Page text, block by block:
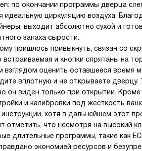
по окончании программы дверца
идеальную циркуляцию воздуха.
выходит абсолютно сухой и
запаха сырости.
пришлось привыкнуть, связан со
и кнопки спрятаны на
оценить оставшееся время
вплотную и не открываете дверцу.
он виден только при открытии.
и калибровки под жесткость
хотя в дальнейшем этот
отметить, что несмотря на высокий
длительные программы, такие как
экономией ресурсов и